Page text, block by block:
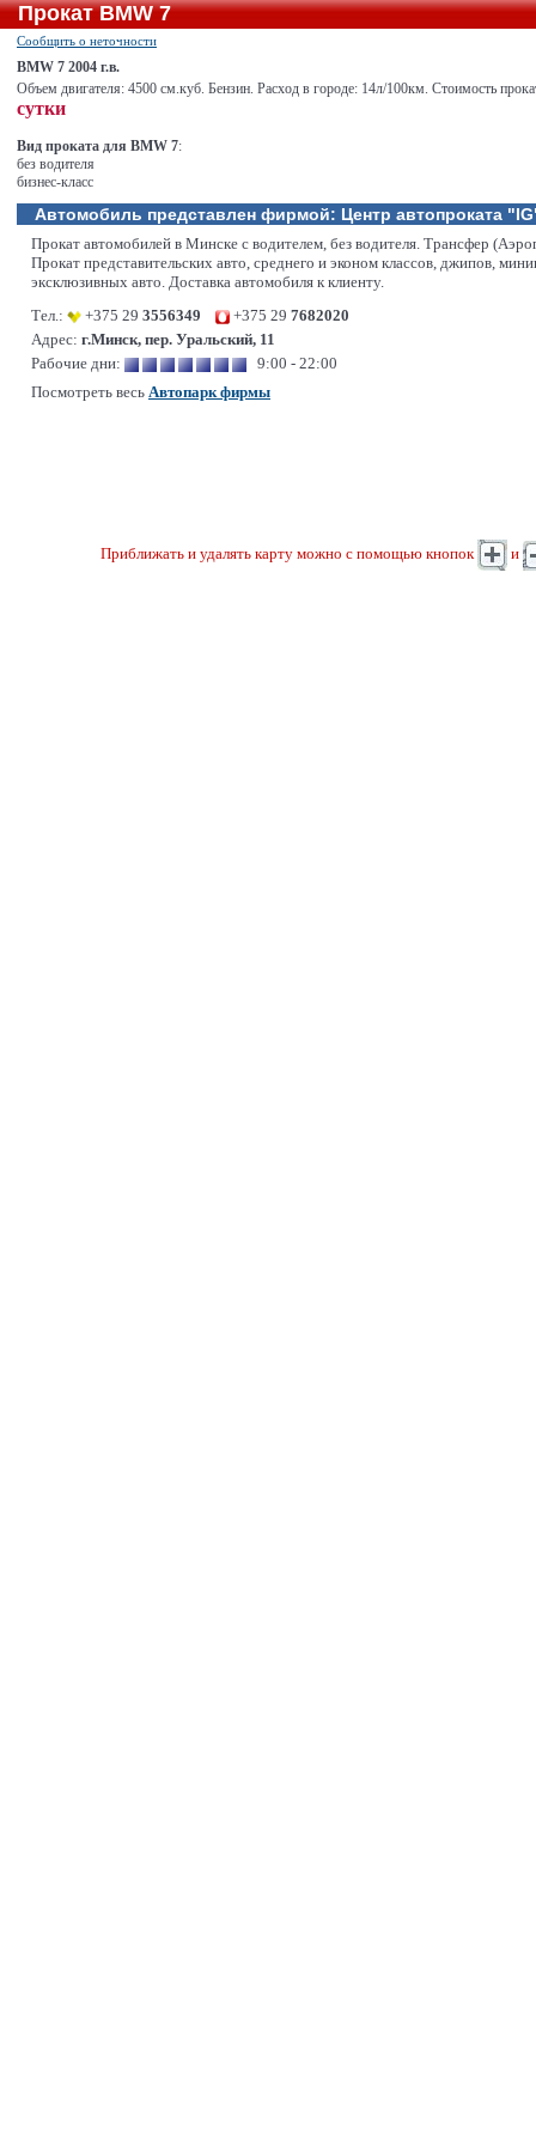
Прокат BMW 7
Сообщить о неточности
BMW 7 2004 г.в.
Объем двигателя: 4500 см.куб. Бензин. Расход в городе: 14л/100км. Стоимость
сутки
Вид проката для BMW 7:
без водителя
бизнес-класс
Автомобиль представлен фирмой: Центр автопроката
Прокат автомобилей в Минске с водителем, без водителя. Трансфер
Прокат представительских авто, среднего и эконом классов, джипов,
эксклюзивных авто. Доставка автомобиля к клиенту.
Тел.:
+375 29 3556349 +375 29 7682020
Адрес: г.Минск, пер. Уральский, 11
Рабочие дни:
9:00 - 22:00
Посмотреть весь Автопарк фирмы
Приближать и удалять карту можно с помощью кнопок и